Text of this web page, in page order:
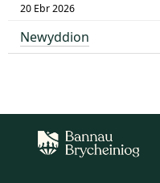
20 Ebr 2026
Newyddion